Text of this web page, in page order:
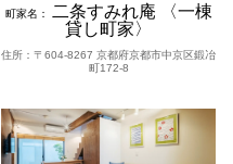
町家名：
二条すみれ庵 〈一棟
貸し町家〉
住所：〒604-8267 京都府京都市中京区鍛冶
町172-8